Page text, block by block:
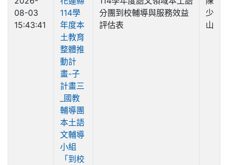
08-03
15:43:41
114學
年度本
土教育
整體推
動計
畫-子
計畫三
_國教
輔導團
本土語
文輔導
小組
「到校
分團到校輔導與服務效益
評估表
少
山